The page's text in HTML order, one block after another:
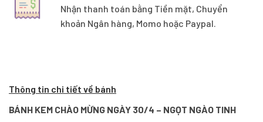
Nhận thanh toán bằng Tiền mặt, Chuyển
khoản Ngân hàng, Momo hoặc Paypal.
Thông tin chi tiết về bánh
BÁNH KEM CHÀO MỪNG NGÀY 30/4 – NGỌT NGÀO TINH